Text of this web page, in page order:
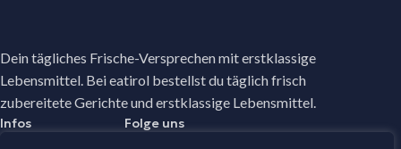
Dein tägliches Frische-Versprechen mit erstklassige
Lebensmittel. Bei eatirol bestellst du täglich frisch
zubereitete Gerichte und erstklassige Lebensmittel.
Infos Folge uns